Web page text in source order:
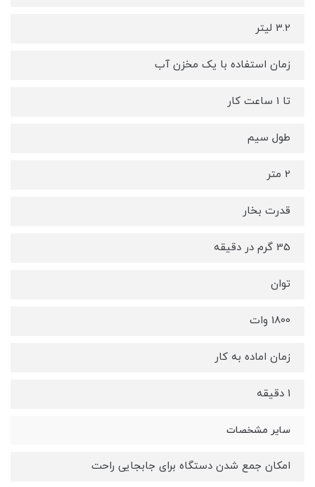
3.2 لیتر
زمان استفاده با یک مخزن آب
تا 1 ساعت کار
طول سیم
2 متر
قدرت بخار
35 گرم در دقیقه
توان
1800 وات
زمان اماده به کار
1 دقیقه
سایر مشخصات
امکان جمع شدن دستگاه برای جابجایی راحت